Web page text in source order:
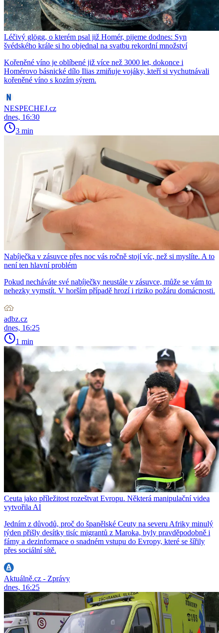
Léčivý glögg, o kterém psal již Homér, pijeme dodnes: Syn
švédského krále si ho objednal na svatbu rekordní množství
Kořeněné víno je oblíbené již více než 3000 let, dokonce i
Homérovo básnické dílo Ilias zmiňuje vojáky, kteří si vychutnávali
kořeněné víno s kozím sýrem.
NESPECHEJ.cz
dnes, 16:30
3 min
Nabíječka v zásuvce přes noc vás ročně stojí víc, než si myslíte. A to
není ten hlavní problém
Pokud necháváte své nabíječky neustále v zásuvce, může se vám to
nehezky vymstít. V horším případě hrozí i riziko požáru domácnosti.
adbz.cz
dnes, 16:25
1 min
Ceuta jako příležitost rozeštvat Evropu. Některá manipulační videa
vytvořila AI
Jedním z důvodů, proč do španělské Ceuty na severu Afriky minulý
týden přišly desítky tisíc migrantů z Maroka, byly pravděpodobně i
fámy a dezinformace o snadném vstupu do Evropy, které se šířily
přes sociální sítě.
Aktuálně.cz - Zprávy
dnes, 16:25